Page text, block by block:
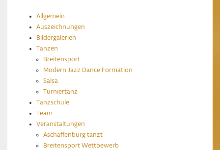
Allgemein
Auszeichnungen
Bildergalerien
Tanzen
Breitensport
Modern Jazz Dance Formation
Salsa
Turniertanz
Tanzschule
Team
Veranstaltungen
Aschaffenburg tanzt
Breitensport Wettbewerb